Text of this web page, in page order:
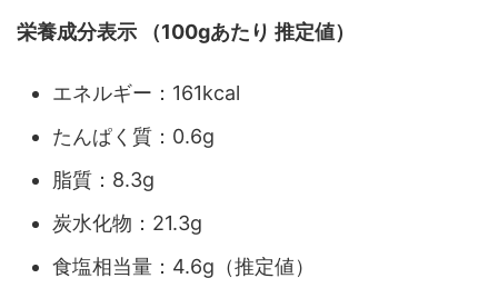
栄養成分表示 （100gあたり 推定値）
エネルギー：161kcal
たんぱく質：0.6g
脂質：8.3g
炭水化物：21.3g
食塩相当量：4.6g（推定値）